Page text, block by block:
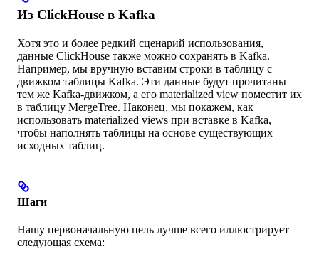
Из ClickHouse в Kafka
Хотя это и более редкий сценарий использования,
данные ClickHouse также можно сохранять в Kafka.
Например, мы вручную вставим строки в таблицу с
движком таблицы Kafka. Эти данные будут прочитаны
тем же Kafka-движком, а его materialized view поместит их
в таблицу MergeTree. Наконец, мы покажем, как
использовать materialized views при вставке в Kafka,
чтобы наполнять таблицы на основе существующих
исходных таблиц.
Шаги
Нашу первоначальную цель лучше всего иллюстрирует
следующая схема: